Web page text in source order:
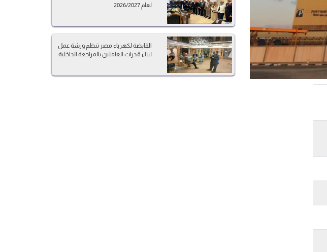
لعام 2026/2027
القابضة لكهرباء مصر تنظم ورشة عمل
لبناء قدرات العاملين بالمراجعة الداخلية